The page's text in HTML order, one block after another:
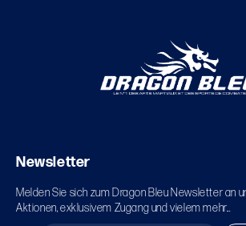
Newsletter
Melden Sie sich zum Dragon Bleu Newsletter an
Aktionen, exklusivem Zugang und vielem mehr...